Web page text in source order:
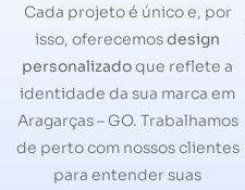
Cada projeto é único e, por
isso, oferecemosdesign
personalizadoque reflete a
identidade da sua marca em
Aragarças – GO. Trabalhamos
de perto com nossos clientes
para entender suas